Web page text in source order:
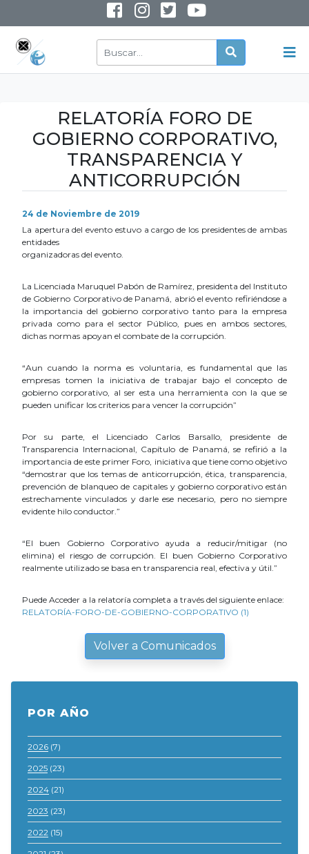
RELATORÍA FORO DE
GOBIERNO CORPORATIVO,
TRANSPARENCIA Y
ANTICORRUPCIÓN
24 de Noviembre de 2019
La apertura del evento estuvo a cargo de los presidentes de ambas
entidades
organizadoras del evento.
La Licenciada Maruquel Pabón de Ramírez, presidenta del Instituto
de Gobierno Corporativo de Panamá, abrió el evento refiriéndose a
la importancia del gobierno corporativo tanto para la empresa
privada como para el sector Público, pues en ambos sectores,
dichas normas apoyan el combate de la corrupción.
“Aun cuando la norma es voluntaria, es fundamental que las
empresas tomen la iniciativa de trabajar bajo el concepto de
gobierno corporativo, al ser esta una herramienta con la que se
pueden unificar los criterios para vencer la corrupción”
Por su parte, el Licenciado Carlos Barsallo, presidente de
Transparencia Internacional, Capítulo de Panamá, se refirió a la
importancia de este primer Foro, iniciativa que tiene como objetivo
“demostrar que los temas de anticorrupción, ética, transparencia,
prevención de blanqueo de capitales y gobierno corporativo están
estrechamente vinculados y darle ese necesario, pero no siempre
evidente hilo conductor.”
“El buen Gobierno Corporativo ayuda a reducir/mitigar (no
elimina) el riesgo de corrupción. El buen Gobierno Corporativo
realmente utilizado se basa en transparencia real, efectiva y útil.”
Puede Acceder a la relatoría completa a través del siguiente enlace:
RELATORÍA-FORO-DE-GOBIERNO-CORPORATIVO (1)
Volver a Comunicados
POR AÑO
2026 (7)
2025 (23)
2024 (21)
2023 (23)
2022 (15)